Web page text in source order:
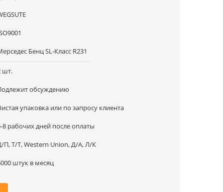
Бенц SL-Класс R231
шт.
обсуждению
упаковка или по запросу клиента
8 рабочих дней после оплаты
П, Т/Т, Western Union, Д/А, Л/К
штук в месяц